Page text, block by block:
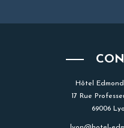
Hôtel
17 Rue
69006